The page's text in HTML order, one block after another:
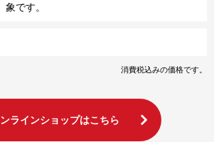
象です。
消費税込みの価格です。
ラインショップはこちら